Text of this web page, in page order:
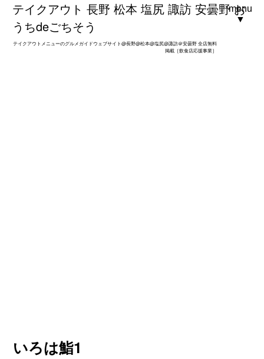
テイクアウト 長野 松本 塩尻 諏訪 安曇野 お
うちdeごちそう
テイクアウトメニューのグルメガイドウェブサイト@長野@松本@塩尻@諏訪＠安曇野 全店無料
掲載［飲食店応援事業］
menu
▼
いろは鮨1